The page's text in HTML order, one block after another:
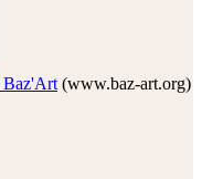
Baz'Art (www.baz-art.org)